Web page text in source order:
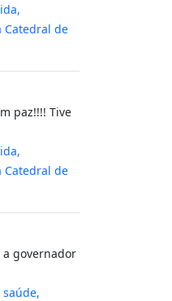
Catedral de
paz!!!! Tive
Catedral de
a governador